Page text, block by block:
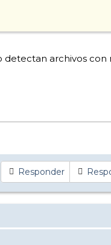
archivos con
Responder